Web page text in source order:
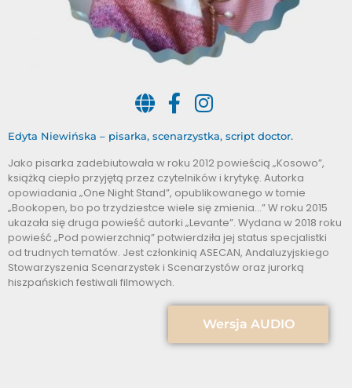
Edyta Niewińska – pisarka, scenarzystka, script doctor.
Jako pisarka zadebiutowała w roku 2012 powieścią „Kosowo”,
książką ciepło przyjętą przez czytelników i krytykę. Autorka
opowiadania „One Night Stand”, opublikowanego w tomie
„Bookopen, bo po trzydziestce wiele się zmienia…” W roku 2015
ukazała się druga powieść autorki „Levante”. Wydana w 2018 roku
powieść „Pod powierzchnią” potwierdziła jej status specjalistki
od trudnych tematów. Jest członkinią ASECAN, Andaluzyjskiego
Stowarzyszenia Scenarzystek i Scenarzystów oraz jurorką
hiszpańskich festiwali filmowych.
Wersja AUDIO